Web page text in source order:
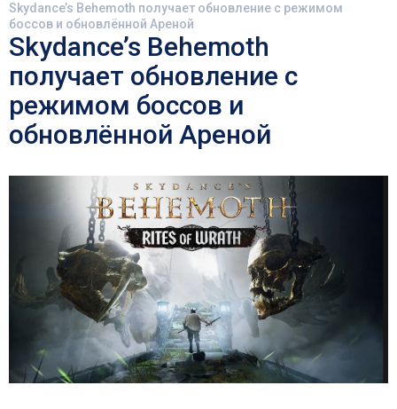
Skydance’s Behemoth получает обновление с режимом
боссов и обновлённой Ареной
Skydance’s Behemoth
получает обновление с
режимом боссов и
обновлённой Ареной